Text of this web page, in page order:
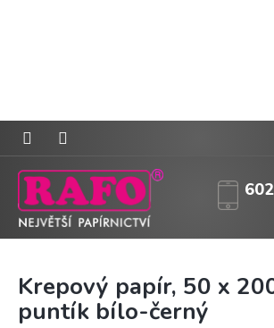
Krepový papír, 50 x
puntík bílo-černý